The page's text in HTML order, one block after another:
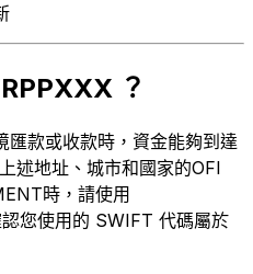
？
款或收款時，資金能夠到達
述地址、城市和國家的OFI
時，請使用
您使用的 SWIFT 代碼屬於